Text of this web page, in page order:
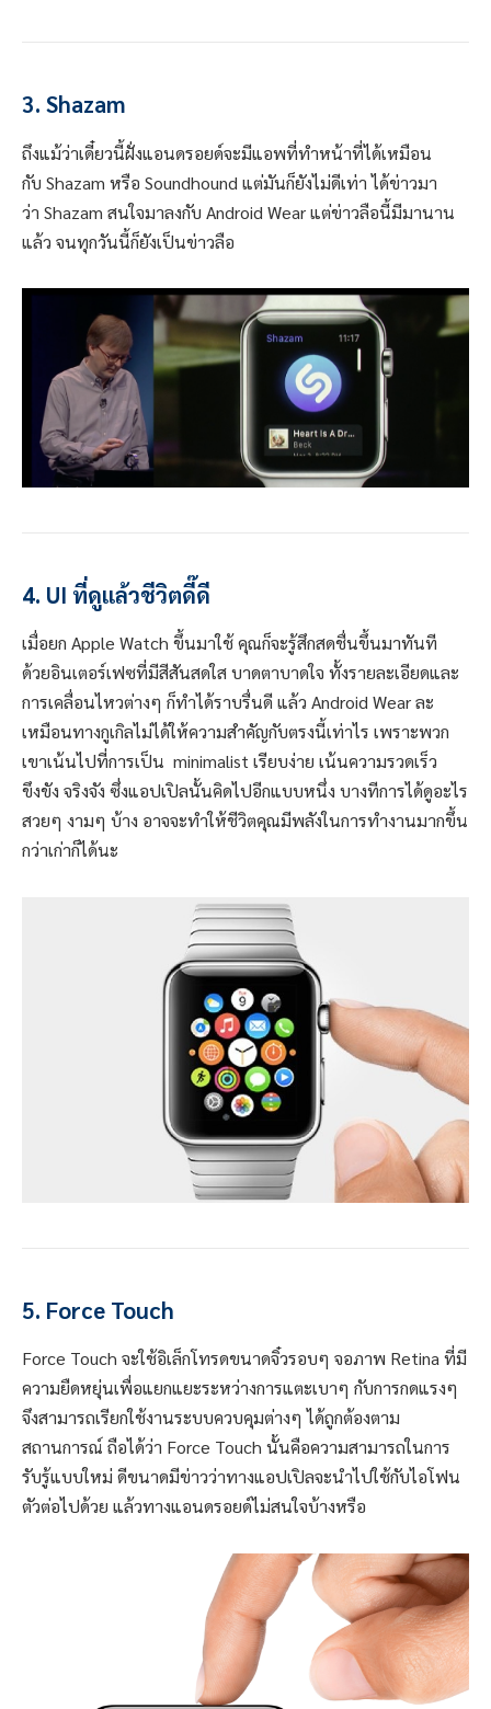
3. Shazam
ถึงแม้ว่าเดี๋ยวนี้ฝั่งแอนดรอยด์จะมีแอพที่ทำหน้าที่ได้เหมือน
กับ Shazam หรือ Soundhound แต่มันก็ยังไม่ดีเท่า ได้ข่าวมา
ว่า Shazam สนใจมาลงกับ Android Wear แต่ข่าวลือนี้มีมานาน
แล้ว จนทุกวันนี้ก็ยังเป็นข่าวลือ
4. UI ที่ดูแล้วชีวิตดี๊ดี
เมื่อยก Apple Watch ขึ้นมาใช้ คุณก็จะรู้สึกสดชื่นขึ้นมาทันที
ด้วยอินเตอร์เฟซที่มีสีสันสดใส บาดตาบาดใจ ทั้งรายละเอียดและ
การเคลื่อนไหวต่างๆ ก็ทำได้ราบรื่นดี แล้ว Android Wear ละ
เหมือนทางกูเกิลไม่ได้ให้ความสำคัญกับตรงนี้เท่าไร เพราะพวก
เขาเน้นไปที่การเป็น minimalist เรียบง่าย เน้นความรวดเร็ว
ขึงขัง จริงจัง ซึ่งแอปเปิลนั้นคิดไปอีกแบบหนึ่ง บางทีการได้ดูอะไร
สวยๆ งามๆ บ้าง อาจจะทำให้ชีวิตคุณมีพลังในการทำงานมากขึ้น
กว่าเก่าก็ได้นะ
5. Force Touch
Force Touch จะใช้อิเล็กโทรดขนาดจิ๋วรอบๆ จอภาพ Retina ที่มี
ความยืดหยุ่นเพื่อแยกแยะระหว่างการแตะเบาๆ กับการกดแรงๆ
จึงสามารถเรียกใช้งานระบบควบคุมต่างๆ ได้ถูกต้องตาม
สถานการณ์ ถือได้ว่า Force Touch นั้นคือความสามารถในการ
รับรู้แบบใหม่ ดีขนาดมีข่าวว่าทางแอปเปิลจะนำไปใช้กับไอโฟน
ตัวต่อไปด้วย แล้วทางแอนดรอยด์ไม่สนใจบ้างหรือ